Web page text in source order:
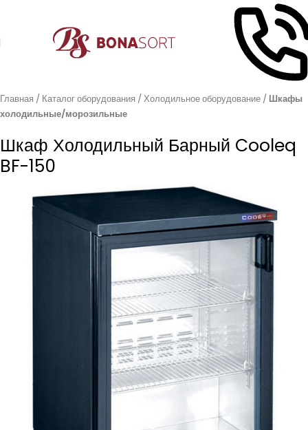
Главная Каталог оборудования Холодильное оборудование
Шкафы
холодильные/морозильные
Шкаф Холодильный Барный Cooleq
BF-150